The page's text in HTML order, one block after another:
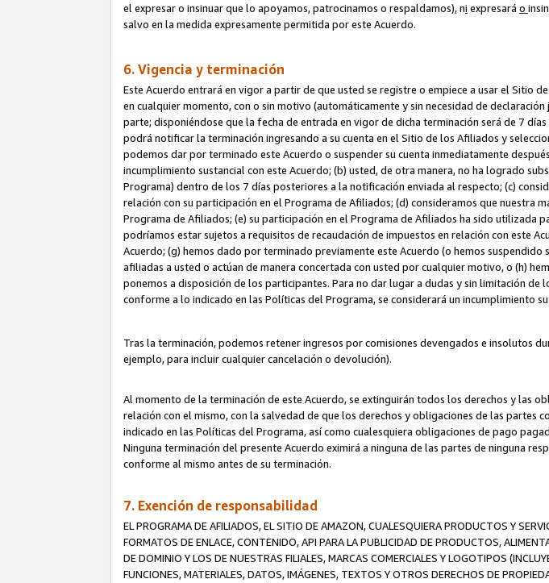
el expresar o insinuar que lo apoyamos, patrocinamos o respaldamos), ni expresará o
salvo en la medida expresamente permitida por este Acuerdo.
6. Vigencia y terminación
Este Acuerdo entrará en vigor a partir de que usted se registre o empiece a usar el
en cualquier momento, con o sin motivo (automáticamente y sin necesidad de
parte; disponiéndose que la fecha de entrada en vigor de dicha terminación será de 7
podrá notificar la terminación ingresando a su cuenta en el Sitio de los Afiliados y
podemos dar por terminado este Acuerdo o suspender su cuenta inmediatamente
incumplimiento sustancial con este Acuerdo; (b) usted, de otra manera, no ha logrado
Programa) dentro de los 7 días posteriores a la notificación enviada al respecto; (c)
relación con su participación en el Programa de Afiliados; (d) consideramos que nuestra
Programa de Afiliados; (e) su participación en el Programa de Afiliados ha sido utilizada
podríamos estar sujetos a requisitos de recaudación de impuestos en relación con este
Acuerdo; (g) hemos dado por terminado previamente este Acuerdo (o hemos
afiliadas a usted o actúan de manera concertada con usted por cualquier motivo, o (h)
ponemos a disposición de los participantes. Para no dar lugar a dudas y sin limitación
conforme a lo indicado en las Políticas del Programa, se considerará un incumplimiento
Tras la terminación, podemos retener ingresos por comisiones devengados e insolutos
ejemplo, para incluir cualquier cancelación o devolución).
Al momento de la terminación de este Acuerdo, se extinguirán todos los derechos y las
relación con el mismo, con la salvedad de que los derechos y obligaciones de las partes
indicado en las Políticas del Programa, así como cualesquiera obligaciones de pago
Ninguna terminación del presente Acuerdo eximirá a ninguna de las partes de ninguna
conforme al mismo antes de su terminación.
7. Exención de responsabilidad
EL PROGRAMA DE AFILIADOS, EL SITIO DE AMAZON, CUALESQUIERA PRODUCTOS Y
FORMATOS DE ENLACE, CONTENIDO, API PARA LA PUBLICIDAD DE PRODUCTOS,
DE DOMINIO Y LOS DE NUESTRAS FILIALES, MARCAS COMERCIALES Y LOGOTIPOS
FUNCIONES, MATERIALES, DATOS, IMÁGENES, TEXTOS Y OTROS DERECHOS DE